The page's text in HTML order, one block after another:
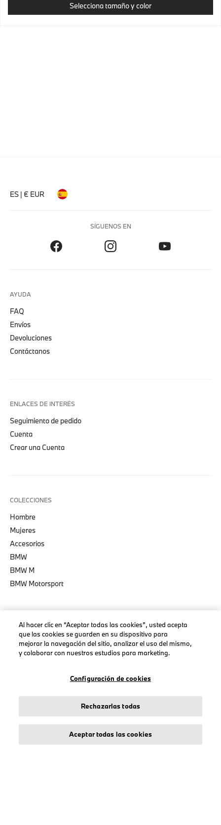
Selecciona tamaño y color
ES | € EUR
SÍGUENOS EN
AYUDA
FAQ
Envíos
Devoluciones
Contáctanos
ENLACES DE INTERÉS
Seguimiento de pedido
Cuenta
Crear una Cuenta
COLECCIONES
Hombre
Mujeres
Accesorios
BMW
BMW M
BMW Motorsport
AVISO LEGAL
Sobre stichd
Política de Privacidad
Al hacer clic en “Aceptar todas las cookies”, usted acepta
que las cookies se guarden en su dispositivo para
mejorar la navegación del sitio, analizar el uso del mismo,
y colaborar con nuestros estudios para marketing.
Configuración de cookies
Rechazarlas todas
Aceptar todas las cookies